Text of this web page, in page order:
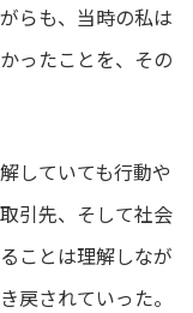
らも、当時の私は
ったことを、その
していても行動や
引先、そして社会
ことは理解しなが
戻されていった。